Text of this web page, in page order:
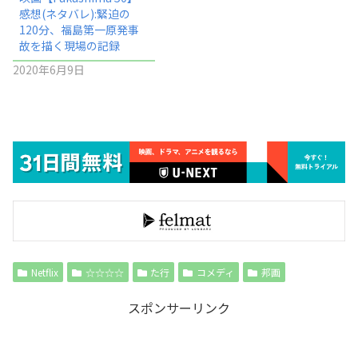
感想(ネタバレ):緊迫の
120分、福島第一原発事
故を描く現場の記録
2020年6月9日
Netflix ☆☆☆☆ た行 コメディ 邦画
スポンサーリンク